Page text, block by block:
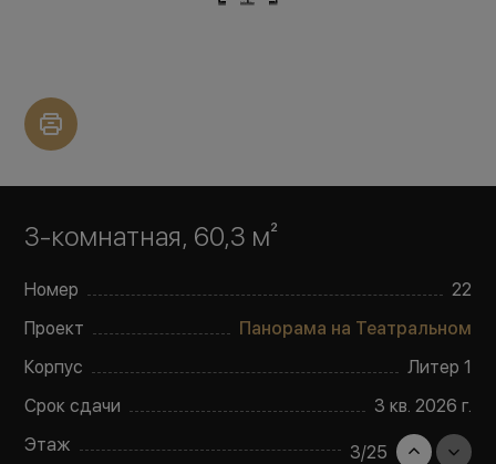
3-комнатная, 60,3 м²
Номер
22
Проект
Панорама на Театральном
Корпус
Литер 1
Срок сдачи
3 кв. 2026 г.
Этаж
3/25